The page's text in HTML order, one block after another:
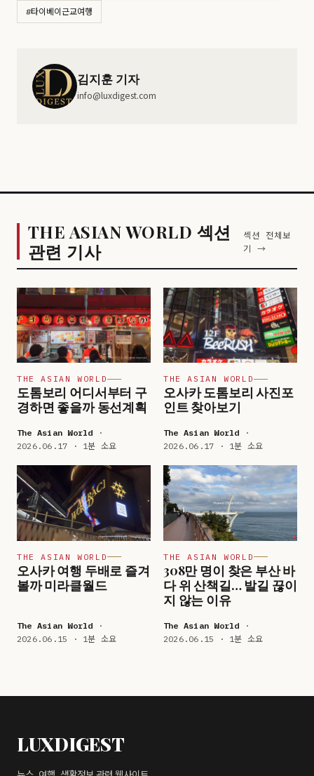
#타이베이근교여행
김지훈 기자
info@luxdigest.com
THE ASIAN WORLD 섹션
관련 기사
섹션 전체보
기 →
THE ASIAN WORLD
도톰보리 어디서부터 구
경하면 좋을까 동선계획
The Asian World ·
2026.06.17 · 1분 소요
THE ASIAN WORLD
오사카 도톰보리 사진포
인트 찾아보기
The Asian World ·
2026.06.17 · 1분 소요
THE ASIAN WORLD
오사카 여행 두배로 즐겨
볼까 미라클월드
The Asian World ·
2026.06.15 · 1분 소요
THE ASIAN WORLD
308만 명이 찾은 부산 바
다 위 산책길… 발길 끊이
지 않는 이유
The Asian World ·
2026.06.15 · 1분 소요
LUXDIGEST